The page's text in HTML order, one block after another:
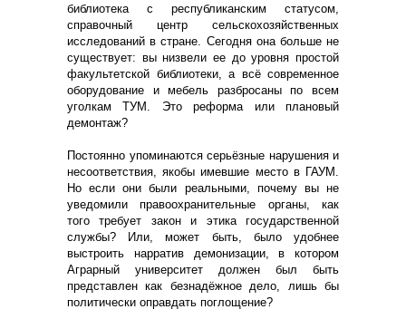
библиотека с республиканским статусом,
справочный центр сельскохозяйственных
исследований в стране. Сегодня она больше не
существует: вы низвели ее до уровня простой
факультетской библиотеки, а всё современное
оборудование и мебель разбросаны по всем
уголкам ТУМ. Это реформа или плановый
демонтаж?
Постоянно упоминаются серьёзные нарушения и
несоответствия, якобы имевшие место в ГАУМ.
Но если они были реальными, почему вы не
уведомили правоохранительные органы, как
того требует закон и этика государственной
службы? Или, может быть, было удобнее
выстроить нарратив демонизации, в котором
Аграрный университет должен был быть
представлен как безнадёжное дело, лишь бы
политически оправдать поглощение?